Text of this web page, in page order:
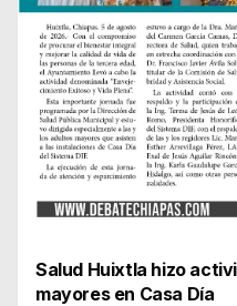
Salud Huixtla hizo
mayores en Casa Día